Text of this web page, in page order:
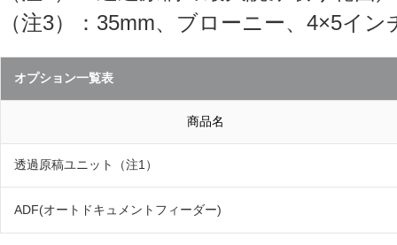
（注3）：35mm、ブローニー、4×5イ
オプション一覧表
商品名
透過原稿ユニット（注1）
ADF(オートドキュメントフィーダー)